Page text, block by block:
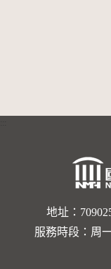
地址：
服務時段：周